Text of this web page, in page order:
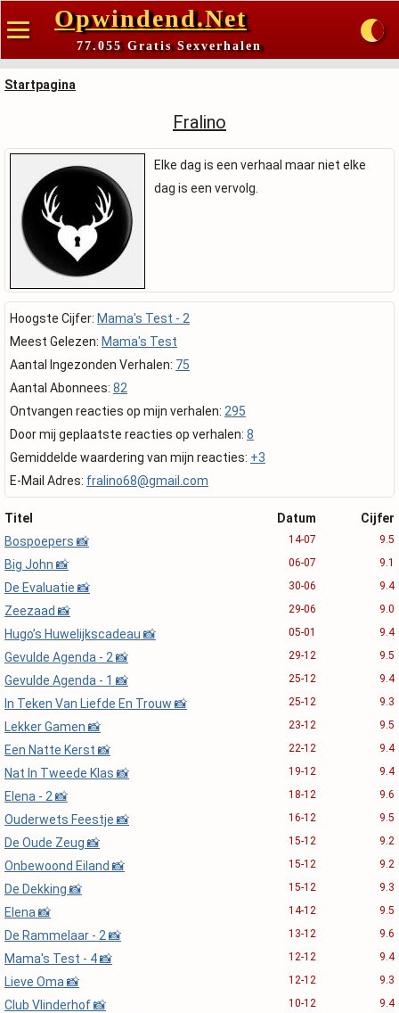
Opwindend.Net
77.055 Gratis Sexverhalen
Startpagina
Fralino
Elke dag is een verhaal maar niet elke
dag is een vervolg.
Hoogste Cijfer: Mama's Test - 2
Meest Gelezen: Mama's Test
Aantal Ingezonden Verhalen: 75
Aantal Abonnees: 82
Ontvangen reacties op mijn verhalen: 295
Door mij geplaatste reacties op verhalen: 8
Gemiddelde waardering van mijn reacties: +3
E-Mail Adres: fralino68@gmail.com
Titel Datum
Cijfer
Bospoepers 📸
14-07 9.5
Big John 📸 06-07 9.1
De Evaluatie 📸 30-06 9.4
Zeezaad 📸 29-06 9.0
Hugo’s Huwelijkscadeau 📸 05-01 9.4
Gevulde Agenda - 2 📸 29-12 9.5
Gevulde Agenda - 1 📸 25-12 9.4
In Teken Van Liefde En Trouw 📸 25-12 9.3
Lekker Gamen 📸 23-12 9.5
Een Natte Kerst 📸 22-12 9.4
Nat In Tweede Klas 📸 19-12 9.4
Elena - 2 📸 18-12 9.6
Ouderwets Feestje 📸 16-12 9.5
De Oude Zeug 📸 15-12 9.2
Onbewoond Eiland 📸 15-12 9.2
De Dekking 📸 15-12 9.3
Elena 📸 14-12 9.5
De Rammelaar - 2 📸 13-12 9.6
Mama's Test - 4 📸 12-12 9.4
Lieve Oma 📸 12-12 9.3
Club Vlinderhof 📸 10-12 9.4